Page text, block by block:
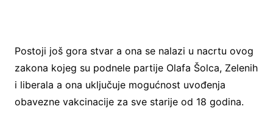
Postoji još gora stvar a ona se nalazi u nacrtu ovog
zakona kojeg su podnele partije Olafa Šolca, Zelenih
i liberala a ona uključuje mogućnost uvođenja
obavezne vakcinacije za sve starije od 18 godina.